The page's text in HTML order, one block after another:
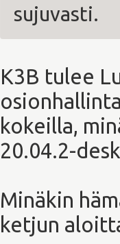
sujuvasti.
K3B tulee
kokeilla,
20.04.2-
Minäkin
ketjun